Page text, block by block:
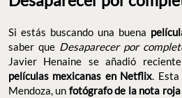
Si estás buscando una buena
saber que Desaparecer por
Javier Henaine se añadió
películas mexicanas en Netflix.
Mendoza, un fotógrafo de la nota roja